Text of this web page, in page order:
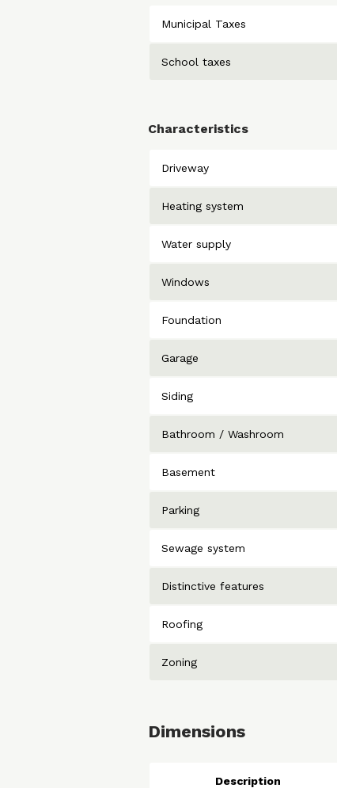
Municipal Taxes
School taxes
Characteristics
Driveway
Heating system
Water supply
Windows
Foundation
Garage
Siding
Bathroom / Washroom
Basement
Parking
Sewage system
Distinctive features
Roofing
Zoning
Dimensions
Description